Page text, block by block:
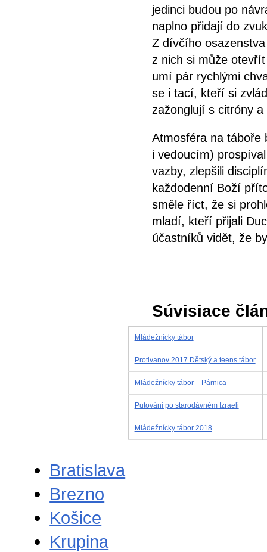
jedinci budou po
naplno přidají do
Z dívčího
z nich si může
umí pár rychlými
se i tací, kteří si
zažonglují s citróny
Atmosféra na táboře
i vedoucím)
vazby, zlepšili
každodenní Boží
směle říct, že si
mladí, kteří přijali
účastníků vidět, že
Súvisiace
Mládežnícky tábor
Protivanov 2017 Dětský a teens tábor
Mládežnícky tábor – Párnica
Putování po starodávném Izraeli
Mládežnícky tábor 2018
Bratislava
Brezno
Košice
Krupina